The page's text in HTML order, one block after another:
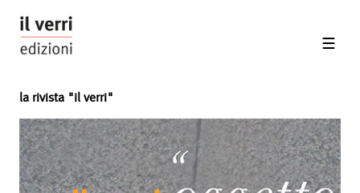
la rivista "il verri"